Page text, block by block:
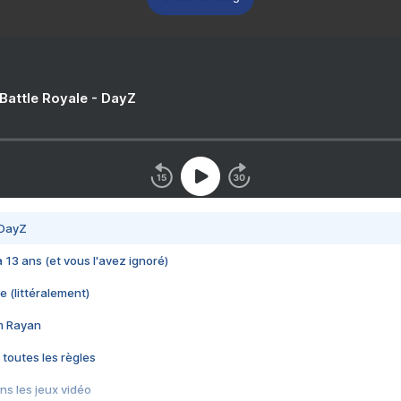
Royale - DayZ
13 ans (et vous l'avez ignoré)
(littéralement)
Rayan
toutes les règles
les jeux vidéo